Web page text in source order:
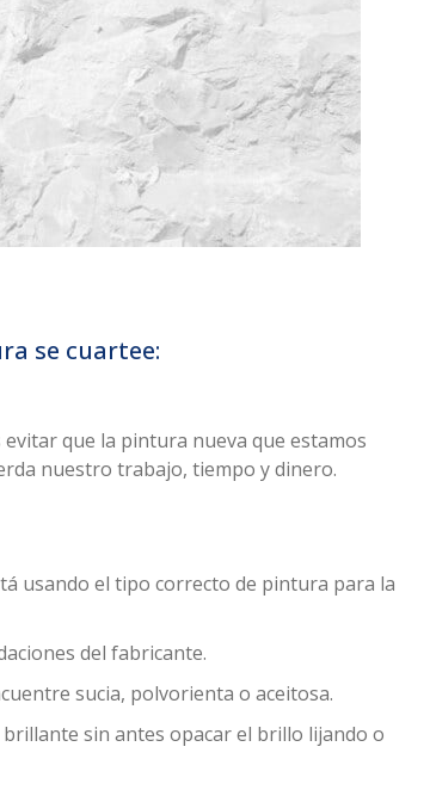
se cuartee:
que la pintura nueva que estamos
nuestro trabajo, tiempo y dinero.
usando el tipo correcto de pintura para la
del fabricante.
sucia, polvorienta o aceitosa.
sin antes opacar el brillo lijando o